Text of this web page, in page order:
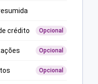
crédito Opcional
Opcional
Opcional